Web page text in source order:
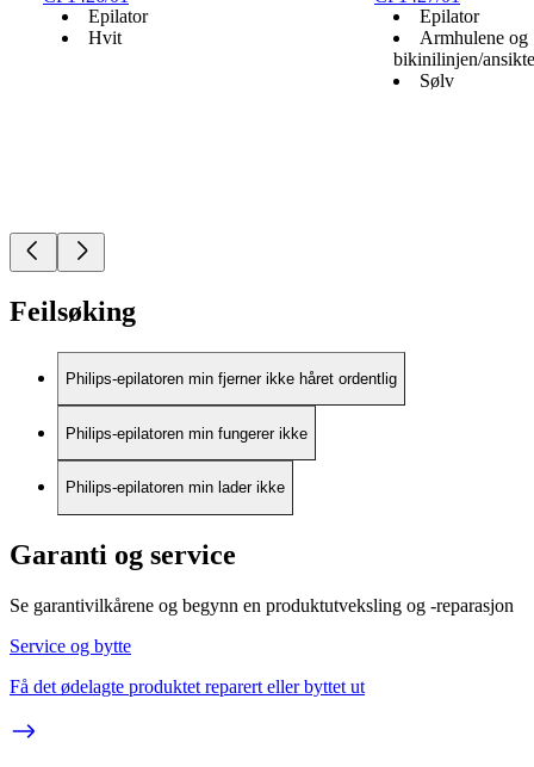
Epilator
Hvit
Epilator
Armhulene og
bikinilinjen/
Sølv
Feilsøking
Philips-epilatoren min fjerner ikke håret ordentlig
Philips-epilatoren min fungerer ikke
Philips-epilatoren min lader ikke
Garanti og service
Se garantivilkårene og begynn en produktutveksling og -reparasjon
Service og bytte
Få det ødelagte produktet reparert eller byttet ut